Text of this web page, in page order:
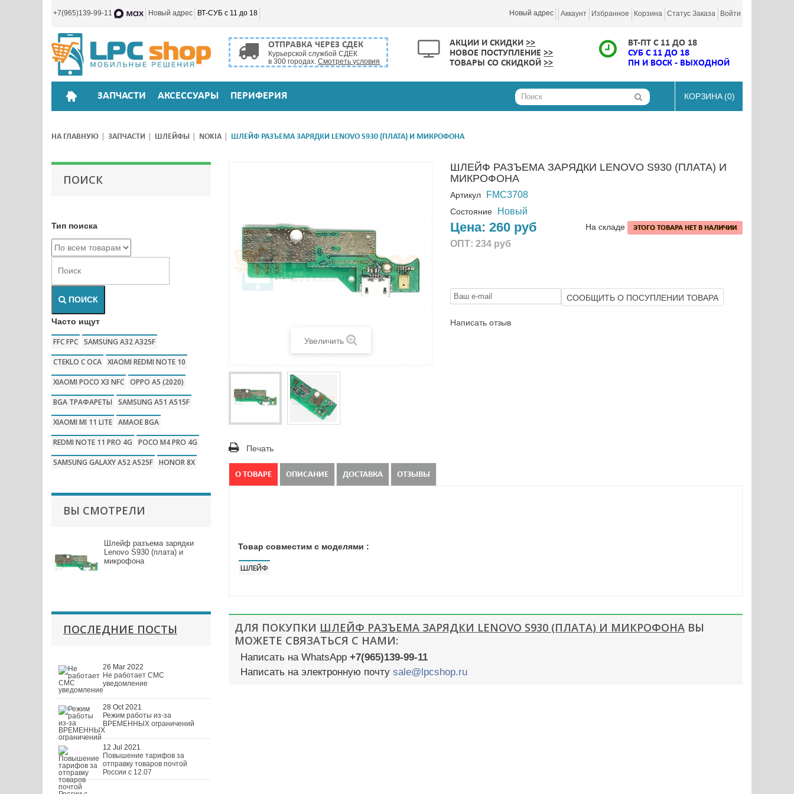
+7(965)139-99-11 Новый адрес ВТ-СУБ с 11 до 18 Новый адрес Аккаунт Избранное Корзина Статус Заказа Войти
ОТПРАВКА ЧЕРЕЗ СДЕК
Курьерской службой СДЕК
в 300 городах.Смотреть условия
АКЦИИ И СКИДКИ>>
НОВОЕ ПОСТУПЛЕНИЕ>>
ТОВАРЫ СО СКИДКОЙ>>
ВТ-ПТ С 11 ДО 18
СУБ С 11 ДО 18
ПН И ВОСК - ВЫХОДНОЙ
КОРЗИНА (0)
ЗАПЧАСТИ АКСЕССУАРЫ ПЕРИФЕРИЯ
НА ГЛАВНУЮ ЗАПЧАСТИ ШЛЕЙФЫ NOKIA ШЛЕЙФ РАЗЪЕМА ЗАРЯДКИ LENOVO S930 (ПЛАТА) И МИКРОФОНА
ПОИСК
Тип поиска
ПОИСК
Часто ищут
FFC FPC SAMSUNG A32 A325F
CTEKLO C OCA XIAOMI REDMI NOTE 10
XIAOMI POCO X3 NFC OPPO A5 (2020)
BGA ТРАФАРЕТЫ
SAMSUNG A51 A515F
XIAOMI MI 11 LITE AMAOE BGA
REDMI NOTE 11 PRO 4G
POCO M4 PRO 4G
SAMSUNG GALAXY A52 A525F HONOR 8X
ВЫ СМОТРЕЛИ
Шлейф разъема зарядки
Lenovo S930 (плата) и
микрофона
ПОСЛЕДНИЕ ПОСТЫ
26 Mar 2022
Не работает СМС
уведомление
28 Oct 2021
Режим работы из-за
ВРЕМЕННЫХ ограничений
12 Jul 2021
Повышение тарифов за
отправку товаров почтой
России с 12.07
Увеличить
Печать
ШЛЕЙФ РАЗЪЕМА ЗАРЯДКИ LENOVO S930 (ПЛАТА) И
МИКРОФОНА
Артикул FMC3708
Состояние Новый
Цена: 260 руб
ОПТ: 234 руб
На складе ЭТОГО ТОВАРА НЕТ В НАЛИЧИИ
СООБЩИТЬ О ПОСУПЛЕНИИ ТОВАРА
Написать отзыв
О ТОВАРЕ ОПИСАНИЕ ДОСТАВКА ОТЗЫВЫ
Товар совместим с моделями :
ШЛЕЙФ
ДЛЯ ПОКУПКИ ШЛЕЙФ РАЗЪЕМА ЗАРЯДКИ LENOVO S930 (ПЛАТА) И МИКРОФОНА ВЫ
МОЖЕТЕ СВЯЗАТЬСЯ С НАМИ:
Написать на WhatsApp +7(965)139-99-11
Написать на электронную почту sale@lpcshop.ru